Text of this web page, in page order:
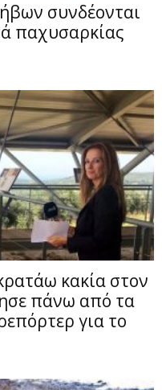
συνδέονται
παχυσαρκίας
κακία στον
πάνω από τα
για το